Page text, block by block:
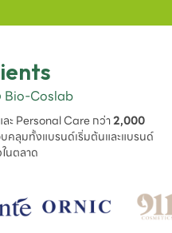
Bio-Coslab
ละ Personal Care กว่า2,000
คลุมทั้งแบรนด์เริ่มต้นและแบรนด์
นตลาด